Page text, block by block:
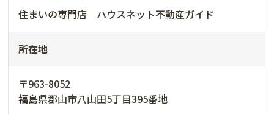
住まいの専門店 ハウスネット不動産ガイド
所在地
〒963-8052
福島県郡山市八山田5丁目395番地